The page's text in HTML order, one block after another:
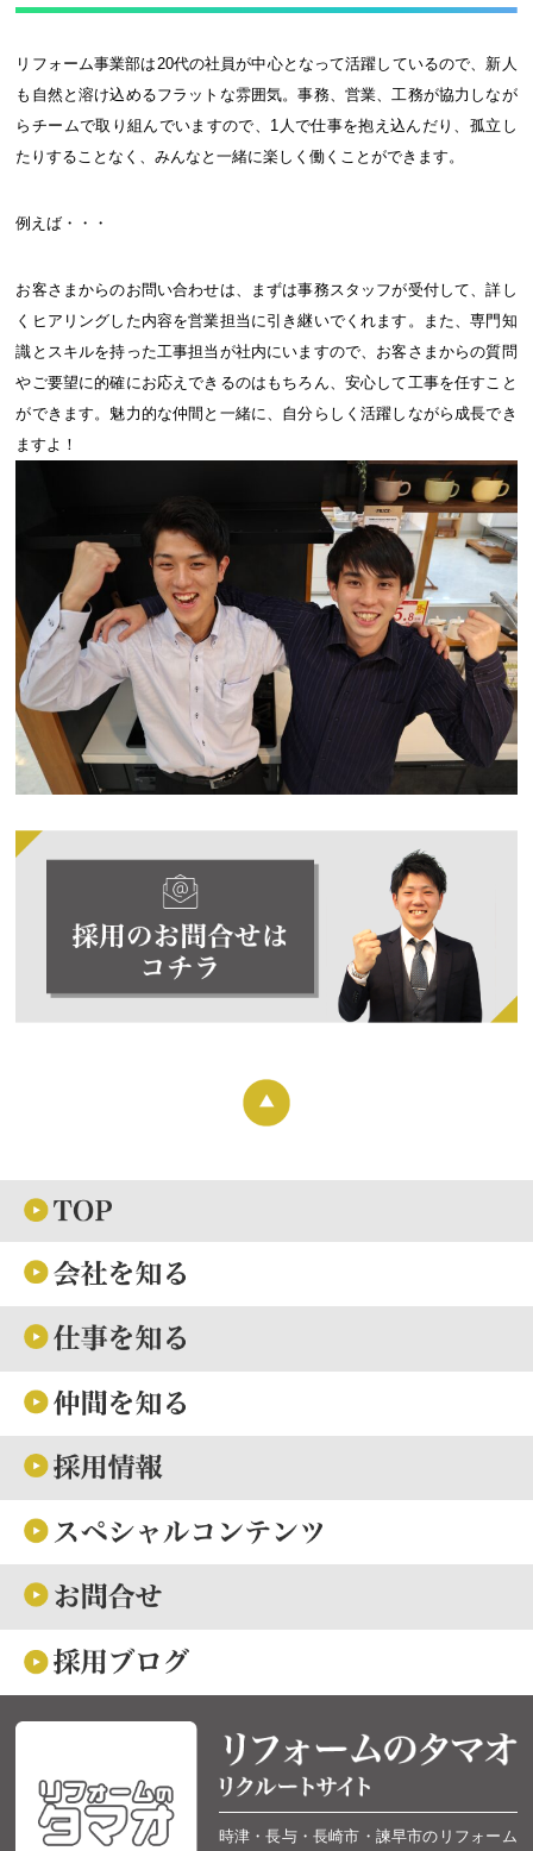
リフォーム事業部は20代の社員が中心となって活躍しているので、新人
も自然と溶け込めるフラットな雰囲気。事務、営業、工務が協力しなが
らチームで取り組んでいますので、1人で仕事を抱え込んだり、孤立し
たりすることなく、みんなと一緒に楽しく働くことができます。
例えば・・・
お客さまからのお問い合わせは、まずは事務スタッフが受付して、詳し
くヒアリングした内容を営業担当に引き継いでくれます。また、専門知
識とスキルを持った工事担当が社内にいますので、お客さまからの質問
やご要望に的確にお応えできるのはもちろん、安心して工事を任すこと
ができます。魅力的な仲間と一緒に、自分らしく活躍しながら成長でき
ますよ！
時津・長与・長崎市・諫早市のリフォーム